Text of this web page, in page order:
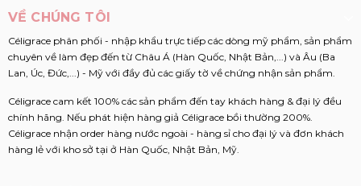
VỀ CHÚNG TÔI
Céligrace phân phối - nhập khẩu trực tiếp các dòng mỹ phẩm, sản phẩm
chuyên về làm đẹp đến từ Châu Á (Hàn Quốc, Nhật Bản,...) và Âu (Ba
Lan, Úc, Đức,...) - Mỹ với đầy đủ các giấy tờ về chứng nhận sản phẩm.
Céligrace cam kết 100% các sản phẩm đến tay khách hàng & đại lý đều
chính hãng. Nếu phát hiện hàng giả Céligrace bồi thường 200%.
Céligrace nhận order hàng nước ngoài - hàng sỉ cho đại lý và đơn khách
hàng lẻ với kho sở tại ở Hàn Quốc, Nhật Bản, Mỹ.